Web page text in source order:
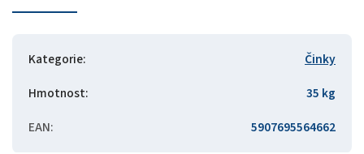
Kategorie:
Činky
Hmotnost:
35 kg
EAN: 5907695564662